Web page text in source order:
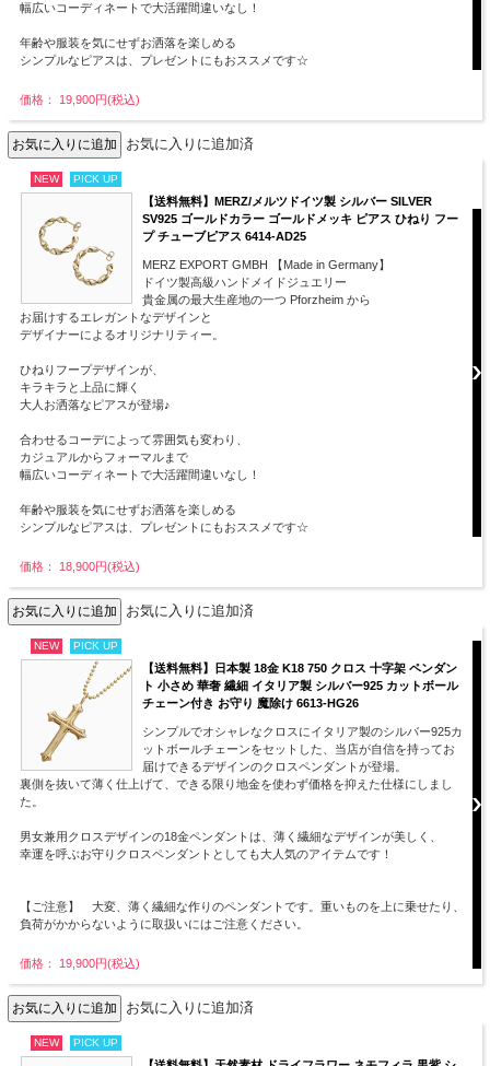
幅広いコーディネートで大活躍間違いなし！
年齢や服装を気にせずお洒落を楽しめる
シンプルなピアスは、プレゼントにもおススメです☆
価格： 19,900円(税込)
お気に入りに追加済
NEW PICK UP
【送料無料】MERZ/メルツドイツ製 シルバー SILVER
SV925 ゴールドカラー ゴールドメッキ ピアス ひねり フー
プ チューブピアス 6414-AD25
MERZ EXPORT GMBH 【Made in Germany】
ドイツ製高級ハンドメイドジュエリー
貴金属の最大生産地の一つ Pforzheim から
お届けするエレガントなデザインと
デザイナーによるオリジナリティー。
ひねりフープデザインが、
キラキラと上品に輝く
大人お洒落なピアスが登場♪
合わせるコーデによって雰囲気も変わり、
カジュアルからフォーマルまで
幅広いコーディネートで大活躍間違いなし！
年齢や服装を気にせずお洒落を楽しめる
シンプルなピアスは、プレゼントにもおススメです☆
価格： 18,900円(税込)
お気に入りに追加済
NEW PICK UP
【送料無料】日本製 18金 K18 750 クロス 十字架 ペンダン
ト 小さめ 華奢 繊細 イタリア製 シルバー925 カットボール
チェーン付き お守り 魔除け 6613-HG26
シンプルでオシャレなクロスにイタリア製のシルバー925カ
ットボールチェーンをセットした、当店が自信を持ってお
届けできるデザインのクロスペンダントが登場。
裏側を抜いて薄く仕上げて、できる限り地金を使わず価格を抑えた仕様にしまし
た。
男女兼用クロスデザインの18金ペンダントは、薄く繊細なデザインが美しく、
幸運を呼ぶお守りクロスペンダントとしても大人気のアイテムです！
【ご注意】 大変、薄く繊細な作りのペンダントです。重いものを上に乗せたり、
負荷がかからないように取扱いにはご注意ください。
価格： 19,900円(税込)
お気に入りに追加済
NEW PICK UP